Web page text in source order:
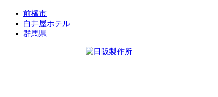
前橋市
白井屋ホテル
群馬県